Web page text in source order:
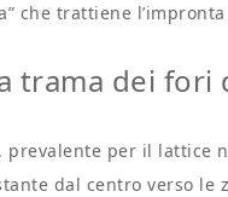
che trattiene
trama dei fori
prevalente per il
dal centro verso le